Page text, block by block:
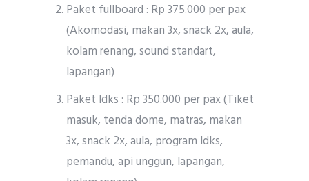
Paket fullboard : Rp 375.000 per pax
(Akomodasi, makan 3x, snack 2x, aula,
kolam renang, sound standart,
lapangan)
Paket ldks : Rp 350.000 per pax (Tiket
masuk, tenda dome, matras, makan
3x, snack 2x, aula, program ldks,
pemandu, api unggun, lapangan,